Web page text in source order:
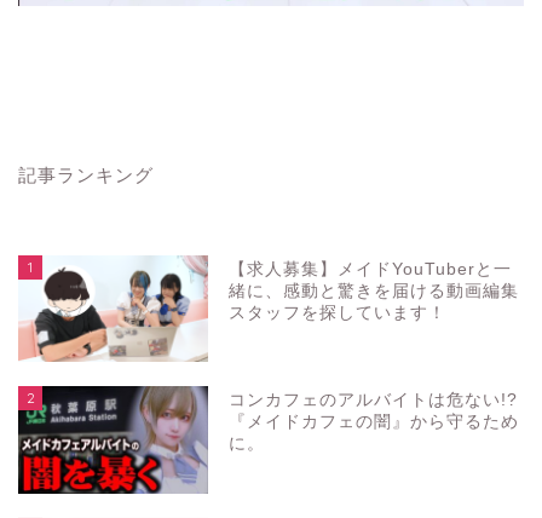
記事ランキング
1
【求人募集】メイドYouTuberと一
緒に、感動と驚きを届ける動画編集
スタッフを探しています！
2
コンカフェのアルバイトは危ない!?
『メイドカフェの闇』から守るため
に。